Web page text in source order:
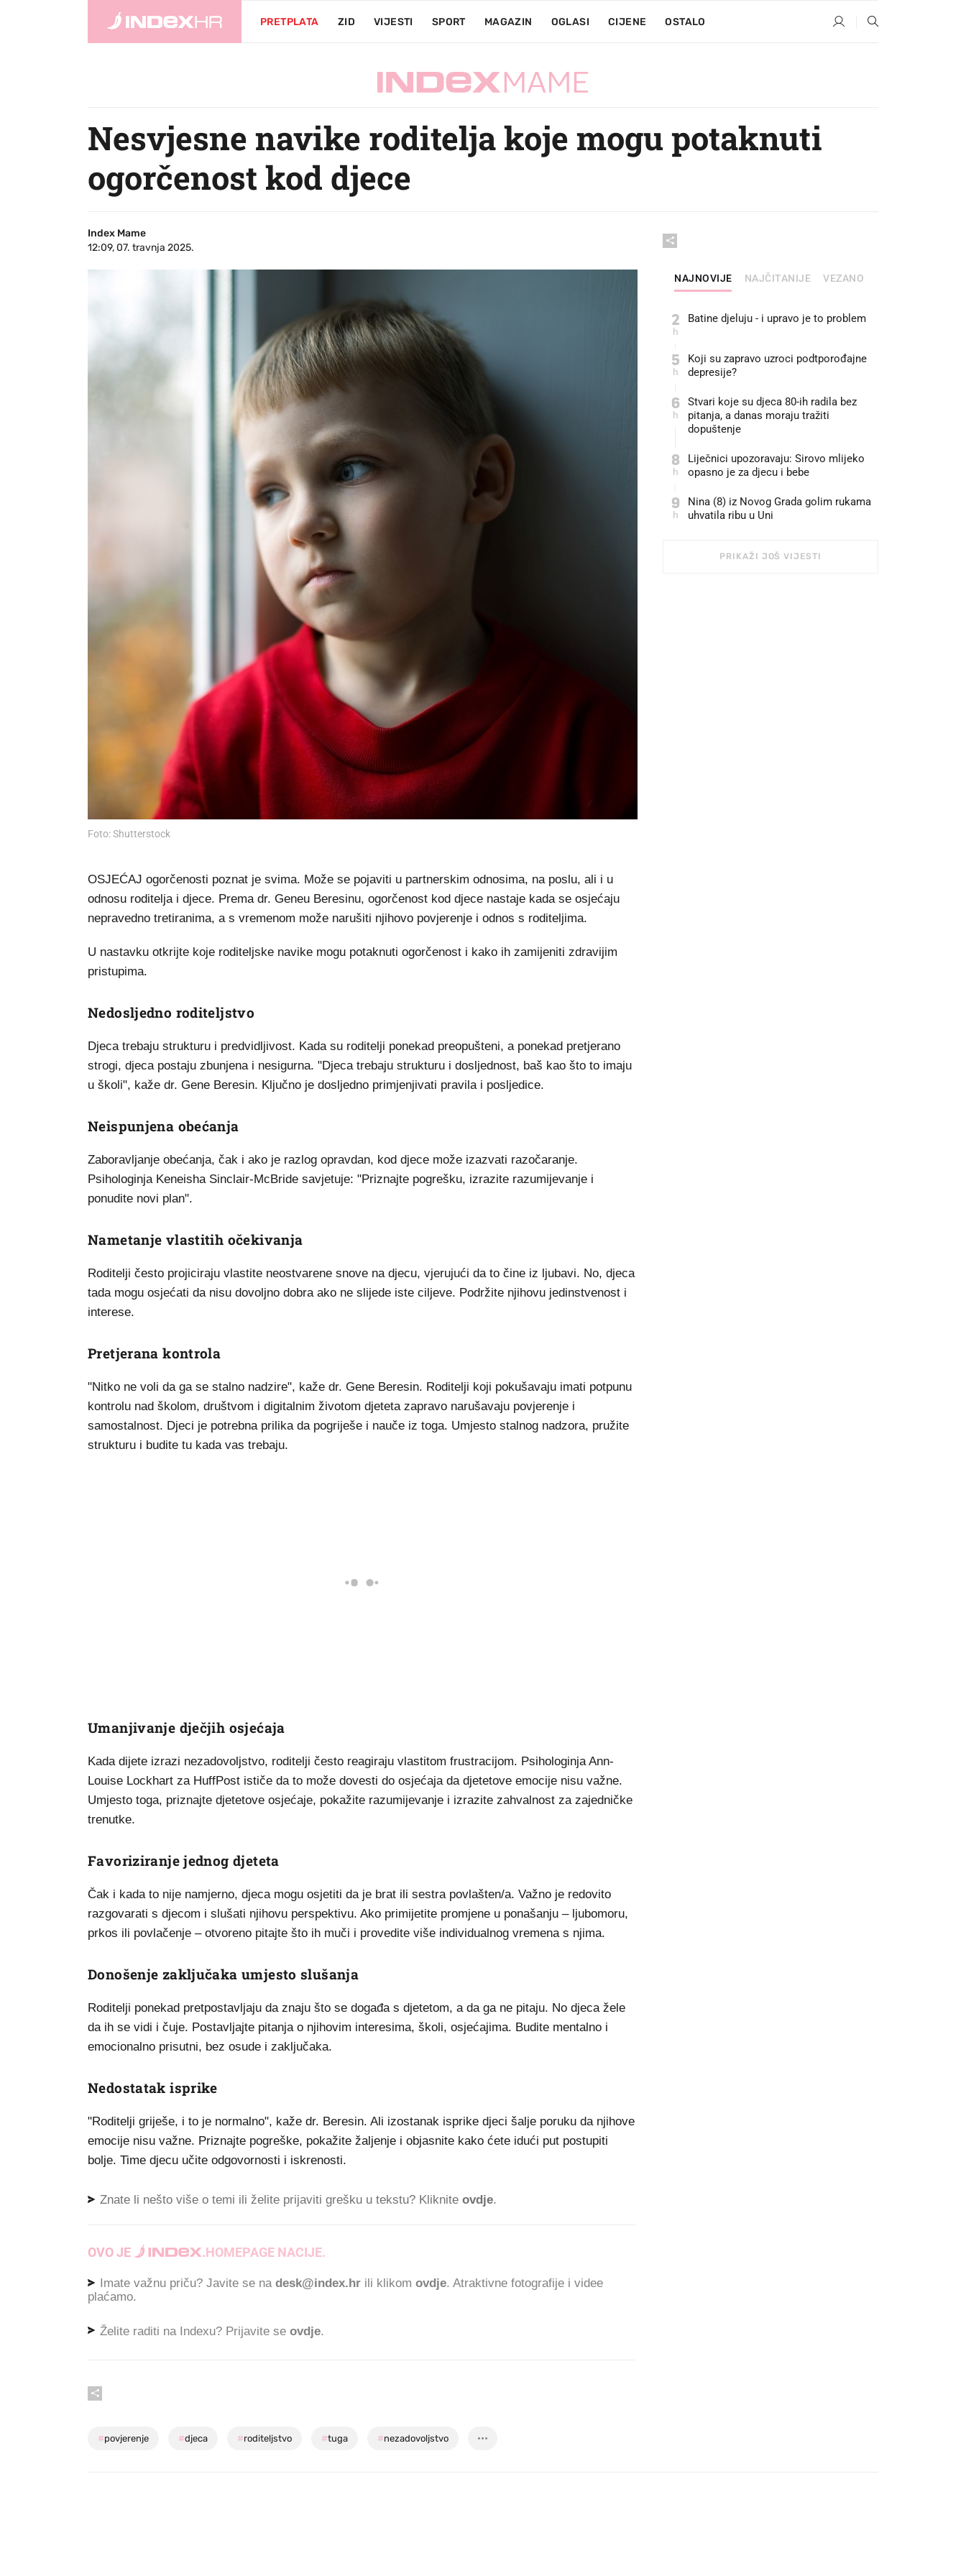
PRETPLATA ZID VIJESTI SPORT MAGAZIN OGLASI CIJENE OSTALO
Nesvjesne navike roditelja koje mogu potaknuti
ogorčenost kod djece
Index Mame
12:09, 07. travnja 2025.
Foto: Shutterstock
OSJEĆAJ ogorčenosti poznat je svima. Može se pojaviti u partnerskim odnosima, na poslu, ali i u
odnosu roditelja i djece. Prema dr. Geneu Beresinu, ogorčenost kod djece nastaje kada se osjećaju
nepravedno tretiranima, a s vremenom može narušiti njihovo povjerenje i odnos s roditeljima.
U nastavku otkrijte koje roditeljske navike mogu potaknuti ogorčenost i kako ih zamijeniti zdravijim
pristupima.
Nedosljedno roditeljstvo
Djeca trebaju strukturu i predvidljivost. Kada su roditelji ponekad preopušteni, a ponekad pretjerano
strogi, djeca postaju zbunjena i nesigurna. "Djeca trebaju strukturu i dosljednost, baš kao što to imaju
u školi", kaže dr. Gene Beresin. Ključno je dosljedno primjenjivati pravila i posljedice.
Neispunjena obećanja
Zaboravljanje obećanja, čak i ako je razlog opravdan, kod djece može izazvati razočaranje.
Psihologinja Keneisha Sinclair-McBride savjetuje: "Priznajte pogrešku, izrazite razumijevanje i
ponudite novi plan".
Nametanje vlastitih očekivanja
Roditelji često projiciraju vlastite neostvarene snove na djecu, vjerujući da to čine iz ljubavi. No, djeca
tada mogu osjećati da nisu dovoljno dobra ako ne slijede iste ciljeve. Podržite njihovu jedinstvenost i
interese.
Pretjerana kontrola
"Nitko ne voli da ga se stalno nadzire", kaže dr. Gene Beresin. Roditelji koji pokušavaju imati potpunu
kontrolu nad školom, društvom i digitalnim životom djeteta zapravo narušavaju povjerenje i
samostalnost. Djeci je potrebna prilika da pogriješe i nauče iz toga. Umjesto stalnog nadzora, pružite
strukturu i budite tu kada vas trebaju.
Umanjivanje dječjih osjećaja
Kada dijete izrazi nezadovoljstvo, roditelji često reagiraju vlastitom frustracijom. Psihologinja Ann-
Louise Lockhart za HuffPost ističe da to može dovesti do osjećaja da djetetove emocije nisu važne.
Umjesto toga, priznajte djetetove osjećaje, pokažite razumijevanje i izrazite zahvalnost za zajedničke
trenutke.
Favoriziranje jednog djeteta
Čak i kada to nije namjerno, djeca mogu osjetiti da je brat ili sestra povlašten/a. Važno je redovito
razgovarati s djecom i slušati njihovu perspektivu. Ako primijetite promjene u ponašanju – ljubomoru,
prkos ili povlačenje – otvoreno pitajte što ih muči i provedite više individualnog vremena s njima.
Donošenje zaključaka umjesto slušanja
Roditelji ponekad pretpostavljaju da znaju što se događa s djetetom, a da ga ne pitaju. No djeca žele
da ih se vidi i čuje. Postavljajte pitanja o njihovim interesima, školi, osjećajima. Budite mentalno i
emocionalno prisutni, bez osude i zaključaka.
Nedostatak isprike
"Roditelji griješe, i to je normalno", kaže dr. Beresin. Ali izostanak isprike djeci šalje poruku da njihove
emocije nisu važne. Priznajte pogreške, pokažite žaljenje i objasnite kako ćete idući put postupiti
bolje. Time djecu učite odgovornosti i iskrenosti.
Znate li nešto više o temi ili želite prijaviti grešku u tekstu? Kliknite ovdje.
OVO JE .HOMEPAGE NACIJE.
Imate važnu priču? Javite se na desk@index.hr ili klikom ovdje. Atraktivne fotografije i videe
plaćamo.
Želite raditi na Indexu? Prijavite se ovdje.
#povjerenje #djeca #roditeljstvo #tuga #nezadovoljstvo
NAJNOVIJE NAJČITANIJE VEZANO
2
h
Batine djeluju - i upravo je to problem
5
h
Koji su zapravo uzroci podtporođajne
depresije?
6
h
Stvari koje su djeca 80-ih radila bez
pitanja, a danas moraju tražiti
dopuštenje
8
h
Liječnici upozoravaju: Sirovo mlijeko
opasno je za djecu i bebe
9
h
Nina (8) iz Novog Grada golim rukama
uhvatila ribu u Uni
PRIKAŽI JOŠ VIJESTI